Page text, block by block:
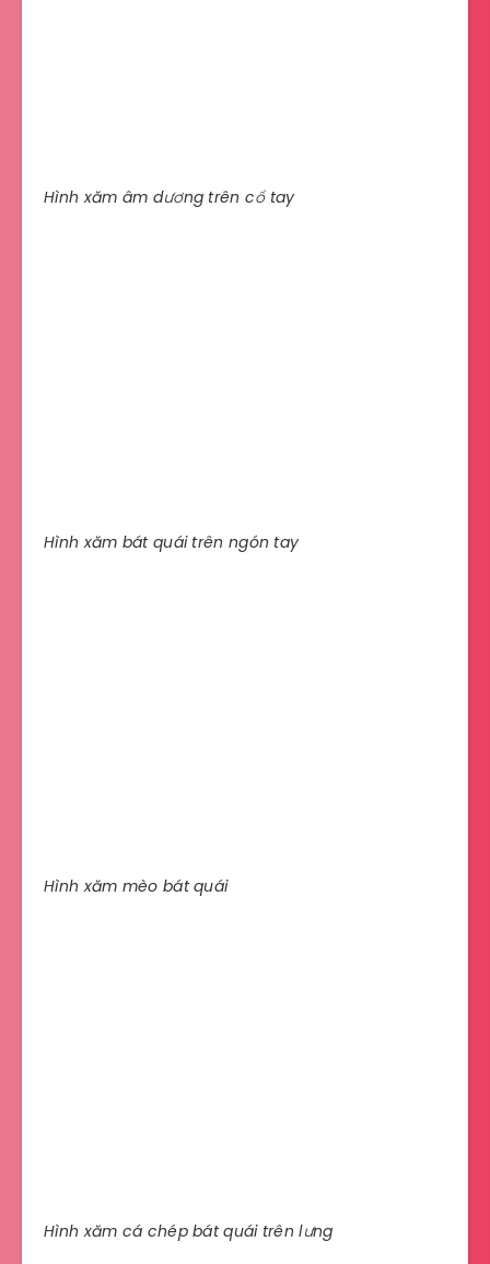
Hình xăm âm dương trên cổ tay
Hình xăm bát quái trên ngón tay
Hình xăm mèo bát quái
Hình xăm cá chép bát quái trên lưng